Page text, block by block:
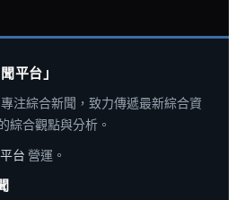
平台」
注綜合新聞，致力傳遞最新綜合資
綜合觀點與分析。
台 營運。